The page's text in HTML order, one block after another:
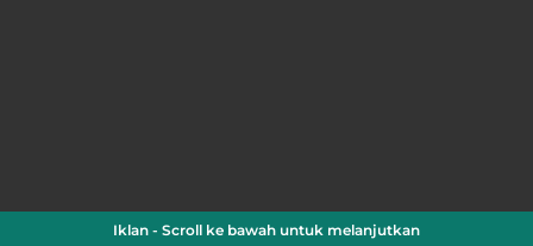
Iklan - Scroll ke bawah untuk melanjutkan